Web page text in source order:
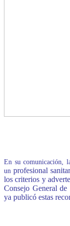
En su comunicación,
unprofesional
los criterios y
Consejo General
ya publicó estas